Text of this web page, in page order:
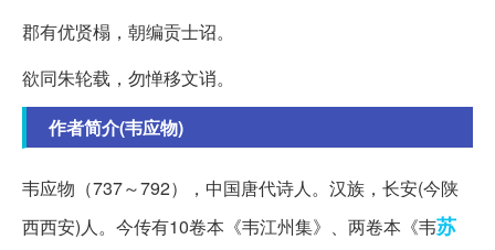
郡有优贤榻，朝编贡士诏。
欲同朱轮载，勿惮移文诮。
作者简介(韦应物)
韦应物（737～792），中国唐代诗人。汉族，长安(今陕
西西安)人。今传有10卷本《韦江州集》、两卷本《韦苏